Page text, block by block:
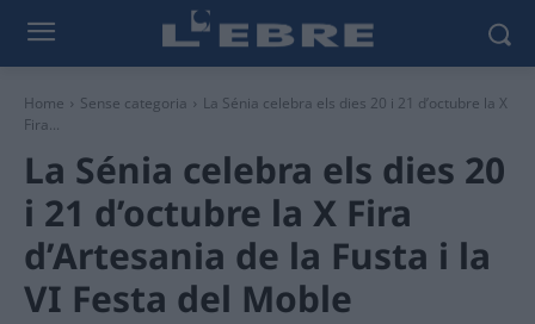
Home Sense categoria
La Sénia celebra els dies 20 i 21 d’octubre la X
Fira...
La Sénia celebra els dies 20
i 21 d’octubre la X Fira
d’Artesania de la Fusta i la
VI Festa del Moble